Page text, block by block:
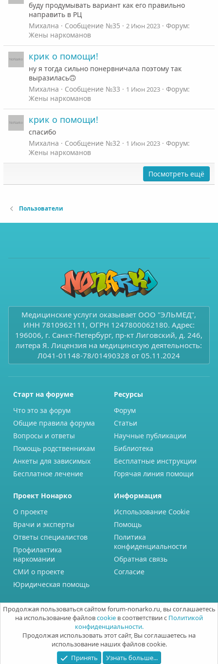
буду продумывать вариант как его правильно
направить в РЦ
Михална
Сообщение №35 2 Июн 2023
Форум:
Жены наркоманов
крик о помощи!
ну я тогда сильно понервничала поэтому так
выразилась🙃
Михална
Сообщение №33 1 Июн 2023
Форум:
Жены наркоманов
крик о помощи!
спасибо
Михална
Сообщение №32 1 Июн 2023
Форум:
Жены наркоманов
Посмотреть ещё
Пользователи
Медицинские услуги оказывает ООО "ЭЛЬМЕД",
ИНН 7810962111, ОГРН 1247800062180. Адрес:
196006, г. Санкт-Петербург, пр-кт Лиговский, д. 246,
литера Я. Лицензия на медицинскую деятельность:
Л041-01148-78/01490328 от 05.11.2024
Старт на форуме
Что это за форум
Общие правила форума
Вопросы и ответы
Помощь родственникам
Анкеты для зависимых
Бесплатное лечение
Ресурсы
Форум
Статьи
Научные публикации
Библиотека
Бесплатные инструкции
Горячая линия помощи
Проект Нонарко
О проекте
Врачи и эксперты
Ответы специалистов
Профилактика
наркомании
СМИ о проекте
Юридическая помощь
Информация
Использование Cookie
Помощь
Политика
конфиденциальности
Обратная связь
Согласие
Продолжая пользоваться сайтом forum-nonarko.ru, вы соглашаетесь
на использование файловcookie в соответствии с Политикой
конфиденциальности.
Продолжая использовать этот сайт, Вы соглашаетесь на
использование наших файлов cookie.
Принять
Узнать больше...